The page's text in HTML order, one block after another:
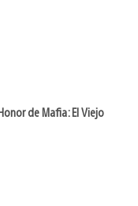
de Mafia: El Viejo